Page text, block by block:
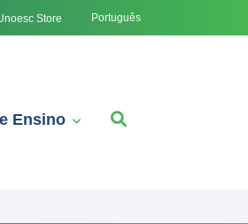
Store Português
Ensino